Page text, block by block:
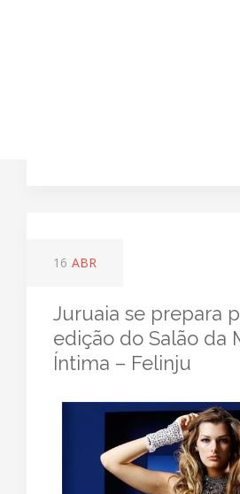
16 ABR
Juruaia se prepara
edição do Salão da
Íntima – Felinju